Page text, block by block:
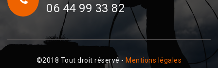
06 44 99 33 82
©2018 Tout droit réservé - Mentions légales